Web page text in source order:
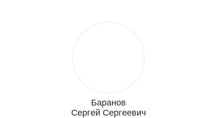
Баранов
Сергей Сергеевич